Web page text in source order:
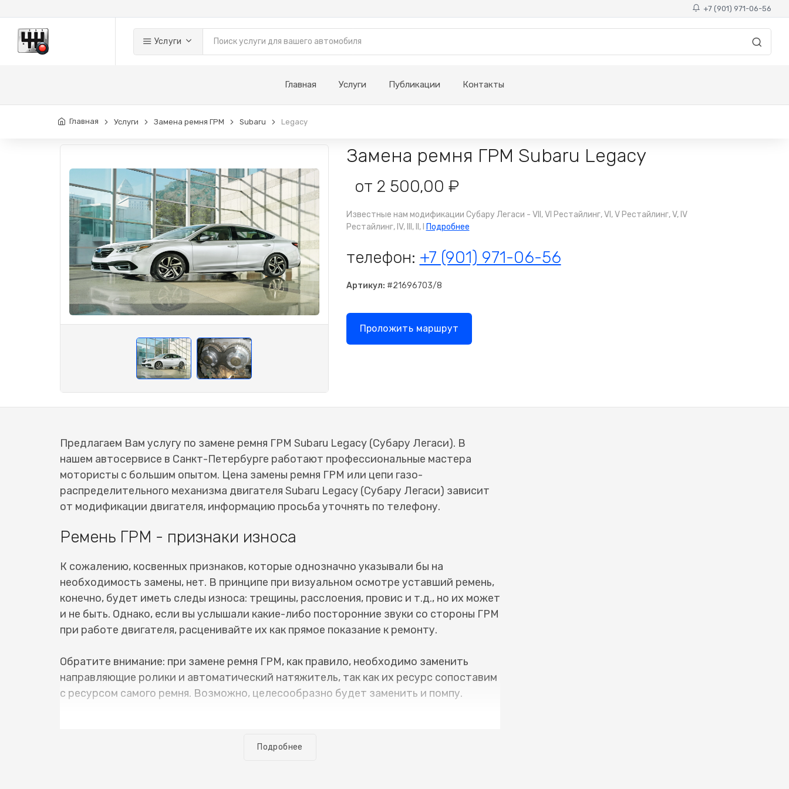
+7 (901) 971-06-56
Услуги
Главная Услуги Публикации Контакты
Главная Услуги Замена ремня ГРМ Subaru Legacy
Замена ремня ГРМ Subaru Legacy
от 2 500,00 ₽
Известные нам модификации Субару Легаси - VII, VI Рестайлинг, VI, V Рестайлинг, V, IV
Рестайлинг, IV, III, II, I
Подробнее
телефон: +7 (901) 971-06-56
Артикул: #21696703/8
Проложить маршрут
Предлагаем Вам услугу по замене ремня ГРМ Subaru Legacy (Субару Легаси). В
нашем автосервисе в Санкт-Петербурге работают профессиональные мастера
мотористы с большим опытом. Цена замены ремня ГРМ или цепи газо-
распределительного механизма двигателя Subaru Legacy (Субару Легаси) зависит
от модификации двигателя, информацию просьба уточнять по телефону.
Ремень ГРМ - признаки износа
К сожалению, косвенных признаков, которые однозначно указывали бы на
необходимость замены, нет. В принципе при визуальном осмотре уставший ремень,
конечно, будет иметь следы износа: трещины, расслоения, провис и т.д., но их может
и не быть. Однако, если вы услышали какие-либо посторонние звуки со стороны ГРМ
при работе двигателя, расценивайте их как прямое показание к ремонту.
Обратите внимание: при замене ремня ГРМ, как правило, необходимо заменить
направляющие ролики и автоматический натяжитель, так как их ресурс сопоставим
с ресурсом самого ремня. Возможно, целесообразно будет заменить и помпу.
ГРМ Subaru Legacy (Субару Легаси) не занимает много времени. Обычно автомобиль
Подробнее